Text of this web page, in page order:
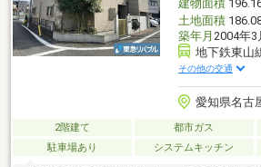
建物面積
土地面積
築年月 2004年
地下鉄東山
その他の交通
愛知県名古
2階建て 都市ガス
駐車場あり
システムキッチン